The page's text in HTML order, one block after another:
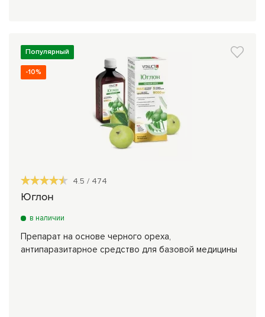
Популярный
-10%
4.5 / 474
Юглон
в наличии
Препарат на основе черного ореха,
антипаразитарное средство для базовой медицины